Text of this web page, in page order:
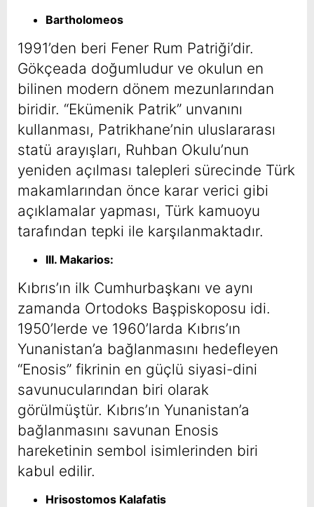
Bartholomeos
1991’den beri Fener Rum Patriği’dir.
Gökçeada doğumludur ve okulun en
bilinen modern dönem mezunlarından
biridir. “Ekümenik Patrik” unvanını
kullanması, Patrikhane’nin uluslararası
statü arayışları, Ruhban Okulu’nun
yeniden açılması talepleri sürecinde Türk
makamlarından önce karar verici gibi
açıklamalar yapması, Türk kamuoyu
tarafından tepki ile karşılanmaktadır.
III. Makarios:
Kıbrıs’ın ilk Cumhurbaşkanı ve aynı
zamanda Ortodoks Başpiskoposu idi.
1950’lerde ve 1960’larda Kıbrıs’ın
Yunanistan’a bağlanmasını hedefleyen
“Enosis” fikrinin en güçlü siyasi-dini
savunucularından biri olarak
görülmüştür. Kıbrıs’ın Yunanistan’a
bağlanmasını savunan Enosis
hareketinin sembol isimlerinden biri
kabul edilir.
Hrisostomos Kalafatis